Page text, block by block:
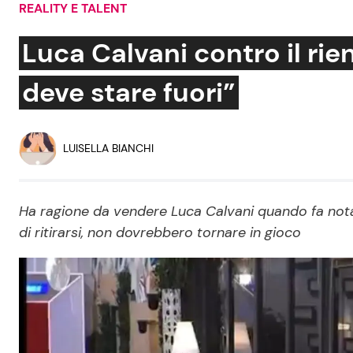
Social News
News dal mondo
Mondo Mamma
News benessere
Salute
Viaggi e Turismo
Festività
REALITY E TALENT
Luca Calvani contro il
deve stare fuori”
LUISELLA BIANCHI
Ha ragione da vendere Luca Calvani quando fa
di ritirarsi, non dovrebbero tornare in gioco